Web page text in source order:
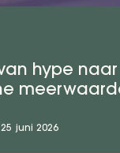
hype naar
juni 2026